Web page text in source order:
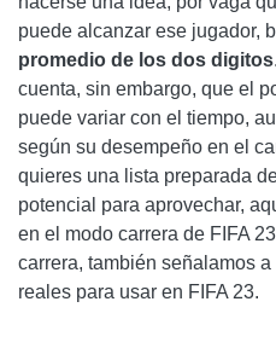
puede alcanzar ese jugador,
promedio de los dos digitos
cuenta, sin embargo, que el
puede variar con el tiempo,
según su desempeño en el
quieres una lista preparada
potencial para aprovechar,
en el modo carrera de FIFA
carrera, también señalamos
reales para usar en FIFA 23.